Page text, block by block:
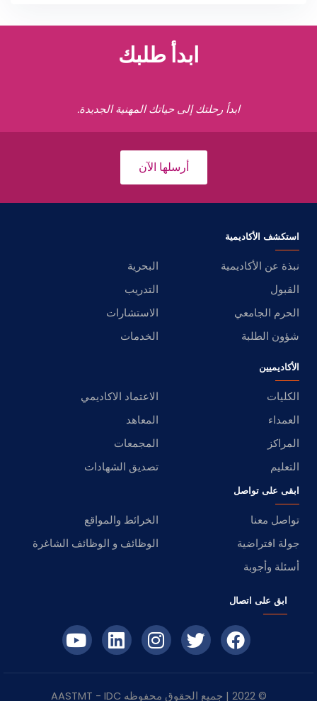
ابدأ طلبك
ابدأ رحلتك إلى حياتك المهنية الجديدة.
أرسلها الآن
استكشف الأكاديمية
نبذة عن الأكاديمية
البحرية
القبول
التدريب
الحرم الجامعي
الاستشارات
شؤون الطلبة
الخدمات
الأكاديميين
الكليات
الاعتماد الاكاديمي
العمداء
المعاهد
المراكز
المجمعات
التعليم
تصديق الشهادات
ابقى على تواصل
تواصل معنا
الخرائط والمواقع
جولة افتراضية
الوظائف و الوظائف الشاغرة
أسئلة وأجوبة
ابق على اتصال
© 2022 | جميع الحقوق محفوظه IDC
- AASTMT